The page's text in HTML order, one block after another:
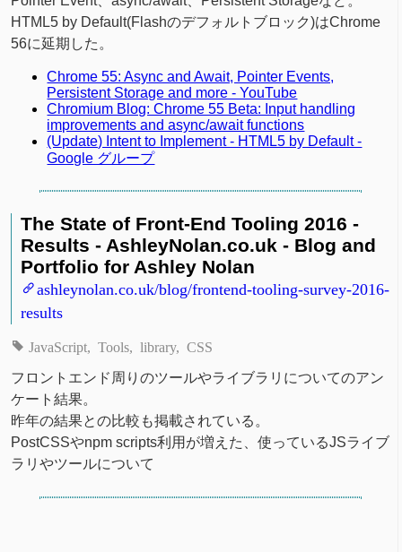
HTML5 by Default(Flashのデフォルトブロック)はChrome
56に延期した。
Chrome 55: Async and Await, Pointer Events,
Persistent Storage and more - YouTube
Chromium Blog: Chrome 55 Beta: Input handling
improvements and async/await functions
(Update) Intent to Implement - HTML5 by Default -
Google グループ
The State of Front-End Tooling 2016 -
Results - AshleyNolan.co.uk - Blog and
Portfolio for Ashley Nolan
ashleynolan.co.uk/blog/frontend-tooling-survey-2016-
results
JavaScript Tools library CSS
フロントエンド周りのツールやライブラリについてのアン
ケート結果。
昨年の結果との比較も掲載されている。
PostCSSやnpm scripts利用が増えた、使っているJSライブ
ラリやツールについて